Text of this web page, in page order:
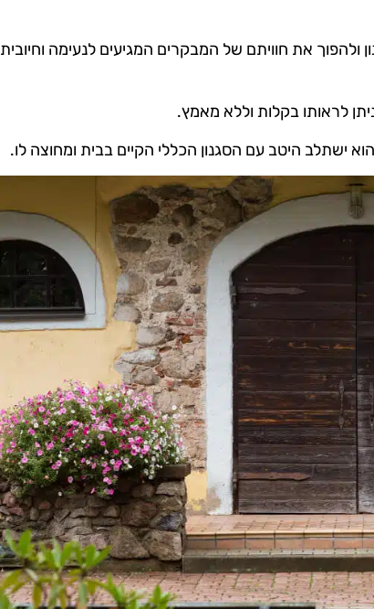
ולהפוך את חוויתם של המבקרים המגיעים לנעימה וחיובית
לראותו בקלות וללא מאמץ.
ישתלב היטב עם הסגנון הכללי הקיים בבית ומחוצה לו.